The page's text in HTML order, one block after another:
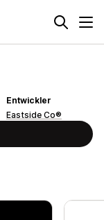
Entwickler
Eastside Co®